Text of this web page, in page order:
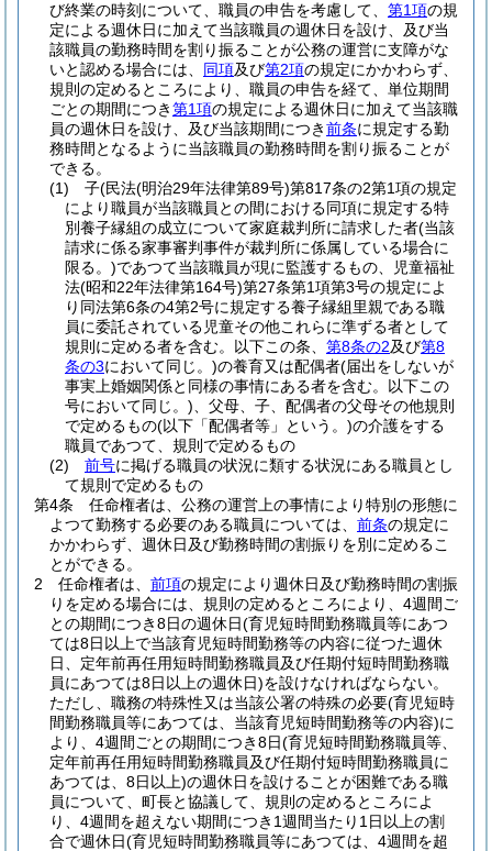
び終業の時刻について、職員の申告を考慮して、 第1項の規
定による週休日に加えて当該職員の週休日を設け、及び当
該職員の勤務時間を割り振ることが公務の運営に支障がな
いと認める場合には、 同項及び第2項の規定にかかわらず、
規則の定めるところにより、職員の申告を経て、単位期間
ごとの期間につき第1項の規定による週休日に加えて当該職
員の週休日を設け、及び当該期間につき前条に規定する勤
務時間となるように当該職員の勤務時間を割り振ることが
できる。
(1)
子(民法(明治29年法律第89号)第817条の2第1項の規定
により職員が当該職員との間における同項に規定する特
別養子縁組の成立について家庭裁判所に請求した者(当該
請求に係る家事審判事件が裁判所に係属している場合に
限る。)であつて当該職員が現に監護するもの、児童福祉
法(昭和22年法律第164号)第27条第1項第3号の規定によ
り同法第6条の4第2号に規定する養子縁組里親である職
員に委託されている児童その他これらに準ずる者として
規則に定める者を含む。以下この条、 第8条の2及び第8
条の3において同じ。)の養育又は配偶者(届出をしないが
事実上婚姻関係と同様の事情にある者を含む。以下この
号において同じ。) 、父母、子、配偶者の父母その他規則
で定めるもの(以下「配偶者等」という。)の介護をする
職員であつて、規則で定めるもの
(2)
前号に掲げる職員の状況に類する状況にある職員とし
て規則で定めるもの
第4条
任命権者は、公務の運営上の事情により特別の形態に
よつて勤務する必要のある職員については、 前条の規定に
かかわらず、週休日及び勤務時間の割振りを別に定めるこ
とができる。
2
任命権者は、 前項の規定により週休日及び勤務時間の割振
りを定める場合には、規則の定めるところにより、4週間ご
との期間につき8日の週休日(育児短時間勤務職員等にあつ
ては8日以上で当該育児短時間勤務等の内容に従つた週休
日、定年前再任用短時間勤務職員及び任期付短時間勤務職
員にあつては8日以上の週休日)を設けなければならない。
ただし、職務の特殊性又は当該公署の特殊の必要(育児短時
間勤務職員等にあつては、当該育児短時間勤務等の内容)に
より、4週間ごとの期間につき8日(育児短時間勤務職員等、
定年前再任用短時間勤務職員及び任期付短時間勤務職員に
あつては、8日以上)の週休日を設けることが困難である職
員について、町長と協議して、規則の定めるところによ
り、4週間を超えない期間につき1週間当たり1日以上の割
合で週休日(育児短時間勤務職員等にあつては、4週間を超